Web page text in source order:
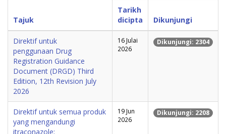
Tajuk
Tarikh
dicipta
Dikunjungi
Direktif untuk
penggunaan Drug
Registration Guidance
Document (DRGD) Third
Edition, 12th Revision July
2026
16 Julai
2026
Dikunjungi: 2304
Direktif untuk semua produk
yang mengandungi
itraconazole:
19 Jun
2026
Dikunjungi: 2208